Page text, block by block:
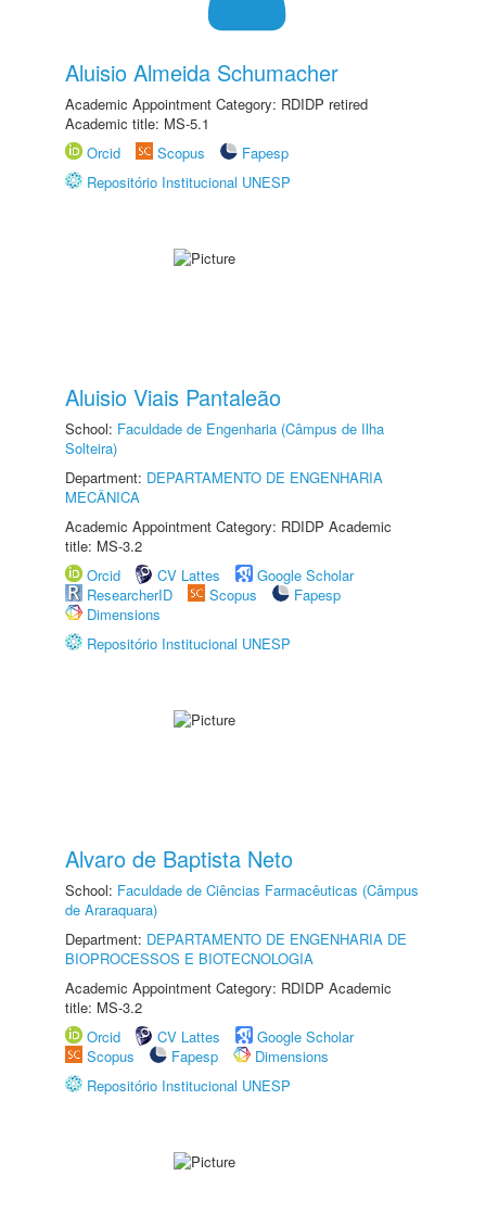
Aluisio Almeida Schumacher
Academic Appointment Category: RDIDP retired
Academic title: MS-5.1
Orcid
Scopus
Fapesp
Repositório Institucional UNESP
Aluisio Viais Pantaleão
School: Faculdade de Engenharia (Câmpus de Ilha
Solteira)
Department: DEPARTAMENTO DE ENGENHARIA
MECÂNICA
Academic Appointment Category: RDIDP Academic
title: MS-3.2
Orcid
CV Lattes
Google Scholar
ResearcherID
Scopus
Fapesp
Dimensions
Repositório Institucional UNESP
Alvaro de Baptista Neto
School: Faculdade de Ciências Farmacêuticas (Câmpus
de Araraquara)
Department: DEPARTAMENTO DE ENGENHARIA DE
BIOPROCESSOS E BIOTECNOLOGIA
Academic Appointment Category: RDIDP Academic
title: MS-3.2
Orcid
CV Lattes
Google Scholar
Scopus
Fapesp
Dimensions
Repositório Institucional UNESP